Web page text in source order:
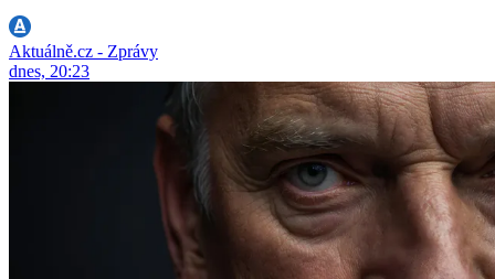
Aktuálně.cz - Zprávy
dnes, 20:23